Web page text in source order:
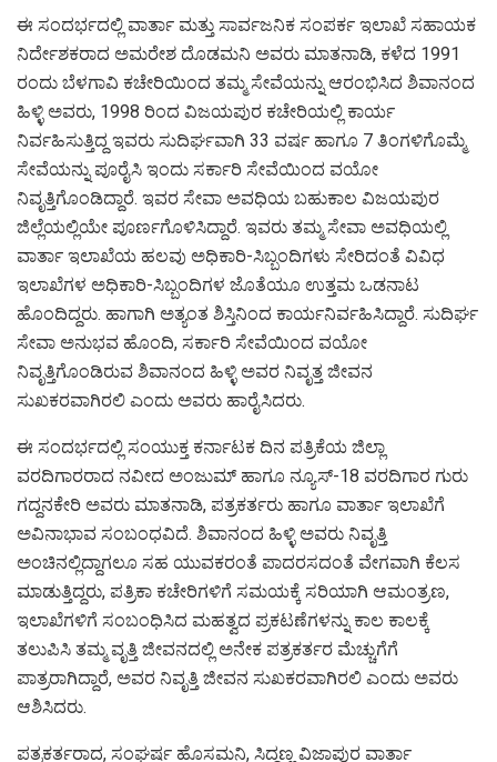
ಈ ಸಂದರ್ಭದಲ್ಲಿ ವಾರ್ತಾ ಮತ್ತು ಸಾರ್ವಜನಿಕ ಸಂಪರ್ಕ ಇಲಾಖೆ ಸಹಾಯಕ
ನಿರ್ದೇಶಕರಾದ ಅಮರೇಶ ದೊಡಮನಿ ಅವರು ಮಾತನಾಡಿ, ಕಳೆದ 1991
ರಂದು ಬೆಳಗಾವಿ ಕಚೇರಿಯಿಂದ ತಮ್ಮ ಸೇವೆಯನ್ನು ಆರಂಭಿಸಿದ ಶಿವಾನಂದ
ಹಿಳ್ಳಿ ಅವರು, 1998 ರಿಂದ ವಿಜಯಪುರ ಕಚೇರಿಯಲ್ಲಿ ಕಾರ್ಯ
ನಿರ್ವಹಿಸುತ್ತಿದ್ದ ಇವರು ಸುದಿರ್ಘವಾಗಿ 33 ವರ್ಷ ಹಾಗೂ 7 ತಿಂಗಳಿಗೊಮ್ಮೆ
ಸೇವೆಯನ್ನು ಪೂರೈಸಿ ಇಂದು ಸರ್ಕಾರಿ ಸೇವೆಯಿಂದ ವಯೋ
ನಿವೃತ್ತಿಗೊಂಡಿದ್ದಾರೆ. ಇವರ ಸೇವಾ ಅವಧಿಯ ಬಹುಕಾಲ ವಿಜಯಪುರ
ಜಿಲ್ಲೆಯಲ್ಲಿಯೇ ಪೂರ್ಣಗೊಳಿಸಿದ್ದಾರೆ. ಇವರು ತಮ್ಮ ಸೇವಾ ಅವಧಿಯಲ್ಲಿ
ವಾರ್ತಾ ಇಲಾಖೆಯ ಹಲವು ಅಧಿಕಾರಿ-ಸಿಬ್ಬಂದಿಗಳು ಸೇರಿದಂತೆ ವಿವಿಧ
ಇಲಾಖೆಗಳ ಅಧಿಕಾರಿ-ಸಿಬ್ಬಂದಿಗಳ ಜೊತೆಯೂ ಉತ್ತಮ ಒಡನಾಟ
ಹೊಂದಿದ್ದರು. ಹಾಗಾಗಿ ಅತ್ಯಂತ ಶಿಸ್ತಿನಿಂದ ಕಾರ್ಯನಿರ್ವಹಿಸಿದ್ದಾರೆ. ಸುದಿರ್ಘ
ಸೇವಾ ಅನುಭವ ಹೊಂದಿ, ಸರ್ಕಾರಿ ಸೇವೆಯಿಂದ ವಯೋ
ನಿವೃತ್ತಿಗೊಂಡಿರುವ ಶಿವಾನಂದ ಹಿಳ್ಳಿ ಅವರ ನಿವೃತ್ತ ಜೀವನ
ಸುಖಕರವಾಗಿರಲಿ ಎಂದು ಅವರು ಹಾರೈಸಿದರು.
ಈ ಸಂದರ್ಭದಲ್ಲಿ ಸಂಯುಕ್ತ ಕರ್ನಾಟಕ ದಿನ ಪತ್ರಿಕೆಯ ಜಿಲ್ಲಾ
ವರದಿಗಾರರಾದ ನವೀದ ಅಂಜುಮ್ ಹಾಗೂ ನ್ಯೂಸ್-18 ವರದಿಗಾರ ಗುರು
ಗದ್ದನಕೇರಿ ಅವರು ಮಾತನಾಡಿ, ಪತ್ರಕರ್ತರು ಹಾಗೂ ವಾರ್ತಾ ಇಲಾಖೆಗೆ
ಅವಿನಾಭಾವ ಸಂಬಂಧವಿದೆ. ಶಿವಾನಂದ ಹಿಳ್ಳಿ ಅವರು ನಿವೃತ್ತಿ
ಅಂಚಿನಲ್ಲಿದ್ದಾಗಲೂ ಸಹ ಯುವಕರಂತೆ ಪಾದರಸದಂತೆ ವೇಗವಾಗಿ ಕೆಲಸ
ಮಾಡುತ್ತಿದ್ದರು, ಪತ್ರಿಕಾ ಕಚೇರಿಗಳಿಗೆ ಸಮಯಕ್ಕೆ ಸರಿಯಾಗಿ ಆಮಂತ್ರಣ,
ಇಲಾಖೆಗಳಿಗೆ ಸಂಬಂಧಿಸಿದ ಮಹತ್ವದ ಪ್ರಕಟಣೆಗಳನ್ನು ಕಾಲ ಕಾಲಕ್ಕೆ
ತಲುಪಿಸಿ ತಮ್ಮ ವೃತ್ತಿ ಜೀವನದಲ್ಲಿ ಅನೇಕ ಪತ್ರಕರ್ತರ ಮೆಚ್ಚುಗೆಗೆ
ಪಾತ್ರರಾಗಿದ್ದಾರೆ, ಅವರ ನಿವೃತ್ತಿ ಜೀವನ ಸುಖಕರವಾಗಿರಲಿ ಎಂದು ಅವರು
ಆಶಿಸಿದರು.
ಪತ್ರಕರ್ತರಾದ, ಸಂಘರ್ಷ ಹೊಸಮನಿ, ಸಿದ್ದಣ್ಣ ವಿಜಾಪುರ ವಾರ್ತಾ